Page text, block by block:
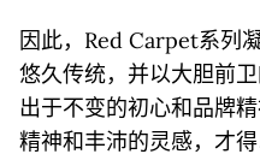
因此，Red Carpet系列
悠久传统，并以大胆前
出于不变的初心和品牌
精神和丰沛的灵感，才